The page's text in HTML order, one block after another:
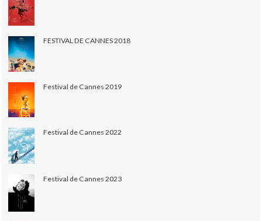
FESTIVAL DE CANNES 2018
Festival de Cannes 2019
Festival de Cannes 2022
Festival de Cannes 2023